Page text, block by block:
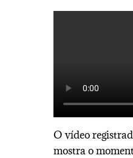
O vídeo
mostra o